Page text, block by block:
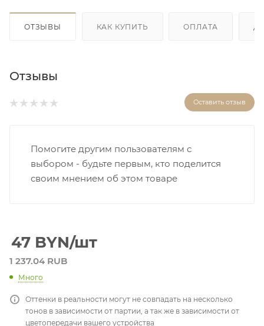
ОТЗЫВЫ КАК КУПИТЬ ОПЛАТА
Отзывы
Оставить отзыв
Помогите другим пользователям с
выбором - будьте первым, кто поделится
своим мнением об этом товаре
47 BYN/шт
1 237.04 RUB
Много
Оттенки в реальности могут не совпадать на несколько
тонов в зависимости от партии, а так же в зависимости от
цветопередачи вашего устройства